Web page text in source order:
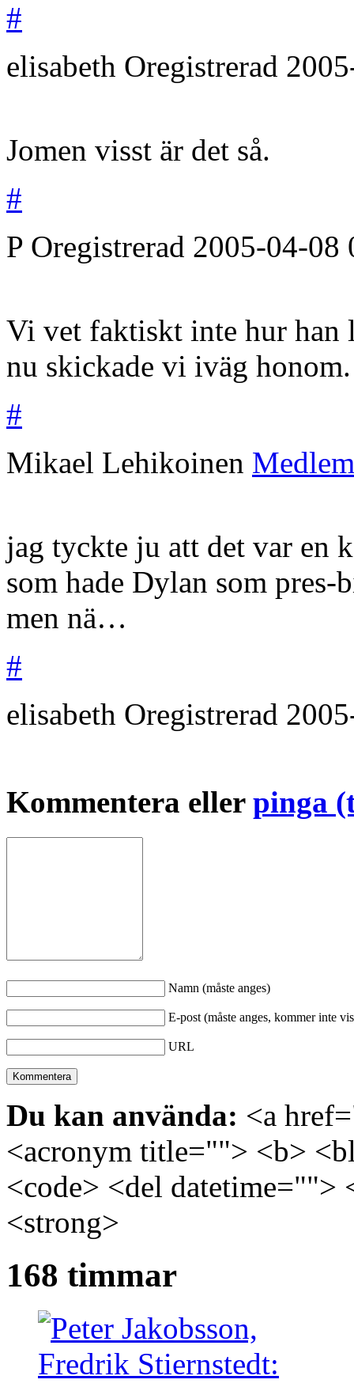
#
elisabeth Oregistrerad
Jomen visst är det så.
#
P Oregistrerad 2005-04-08
Vi vet faktiskt inte hur han
nu skickade vi iväg
#
Mikael Lehikoinen Medlem
jag tyckte ju att det var en
som hade Dylan som pres-
men nä…
#
elisabeth Oregistrerad
Kommentera eller pinga
Namn (måste anges)
E-post (måste anges, kommer inte
URL
Du kan använda: <a
<acronym title=""> <b>
<code> <del
<strong>
168 timmar